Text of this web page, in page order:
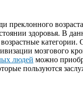
здоровья. В
категории.
мозгового
людей можно
пользуются